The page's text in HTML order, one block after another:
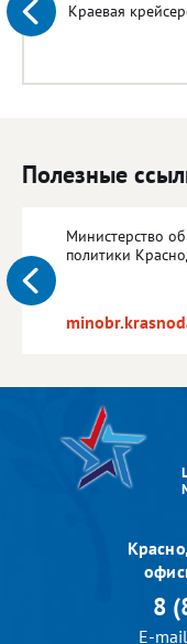
Краевая
Полезные
Министерство
политики
8
E-